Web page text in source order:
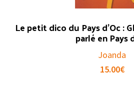
Le petit dico du Pays d’Oc :
parlé en Pays
Joanda
15.00€